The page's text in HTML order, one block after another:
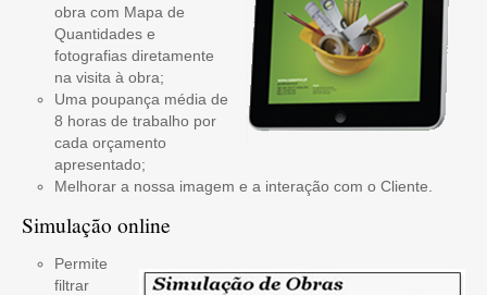
obra com Mapa de
Quantidades e
fotografias diretamente
na visita à obra;
Uma poupança média de
8 horas de trabalho por
cada orçamento
apresentado;
Melhorar a nossa imagem e a interação com o Cliente.
Simulação online
Permite
filtrar